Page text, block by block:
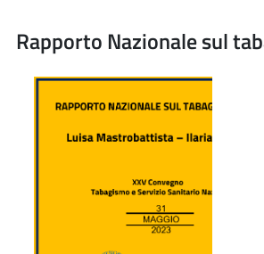
Rapporto
Rapporto Nazionale sul